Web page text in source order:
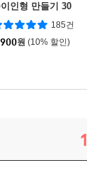
인형 만들기 30
185건
원 (10% 할인)